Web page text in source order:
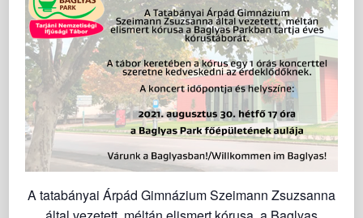
A tatabányai Árpád Gimnázium Szeimann Zsuzsanna